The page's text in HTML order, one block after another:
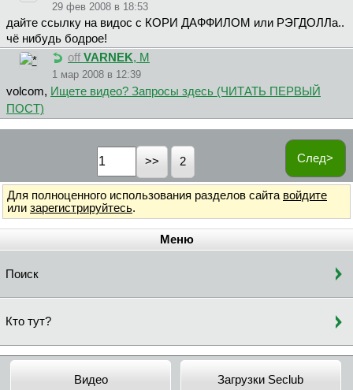
29 фев 2008 в 18:53
дайте ссылку на видос с КОРИ ДАФФИЛОМ или РЭГДОЛЛа..
чё нибудь бодрое!
off VARNEK, М
1 мар 2008 в 12:39
volcom, Ищете видео? Запросы здесь (ЧИТАТЬ ПЕРВЫЙ
ПОСТ)
След>
2
Для полноценного использования разделов сайта войдите
или зарегистрируйтесь.
Меню
Поиск
Кто тут?
Видео Загрузки Seclub